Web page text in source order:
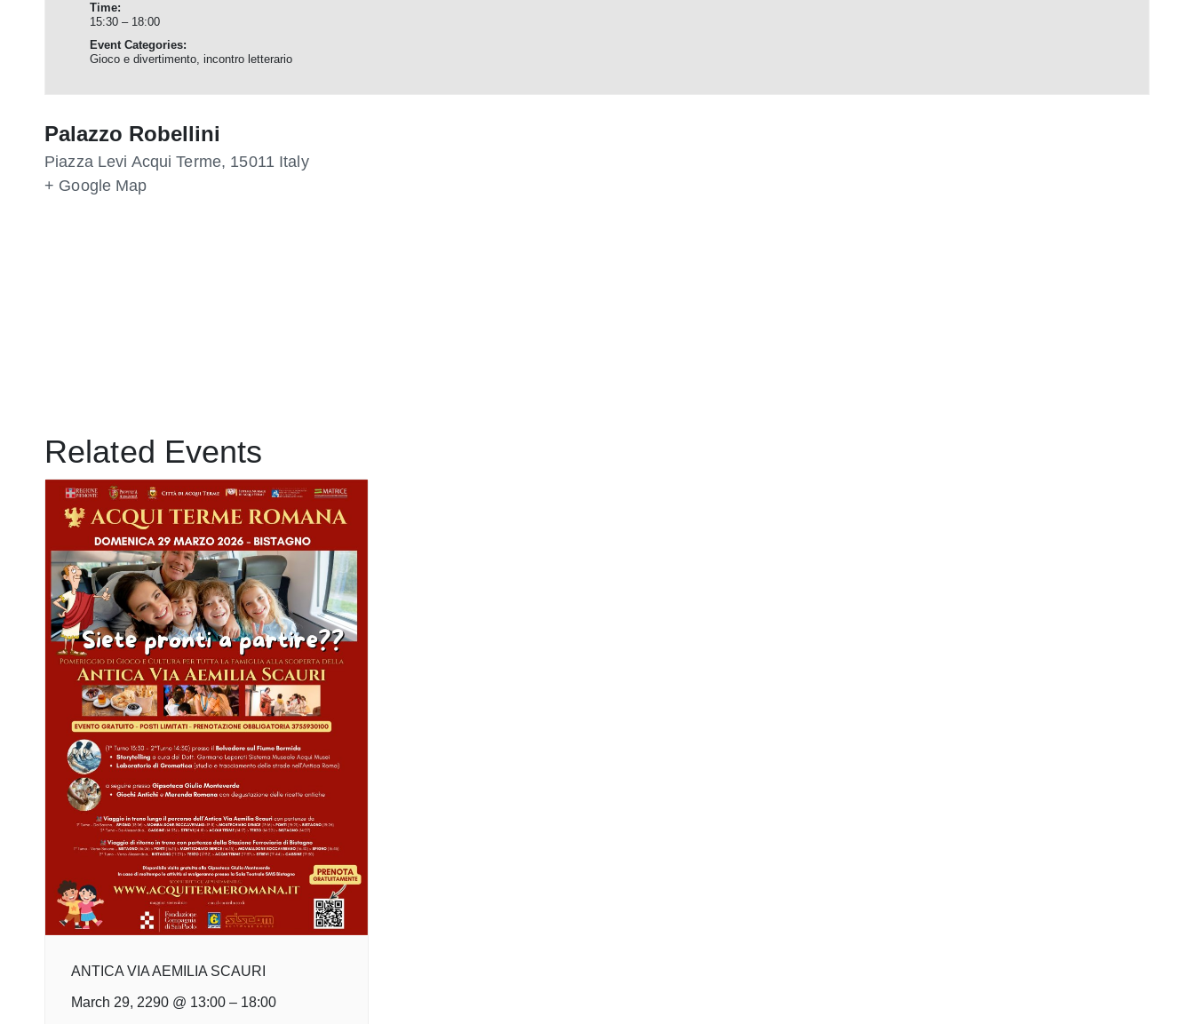
Time:
15:30 – 18:00
Event Categories:
Gioco e divertimento, incontro letterario
Palazzo Robellini
Piazza Levi Acqui Terme, 15011 Italy
+ Google Map
Related Events
ANTICA VIA AEMILIA SCAURI
March 29, 2290 @ 13:00 – 18:00